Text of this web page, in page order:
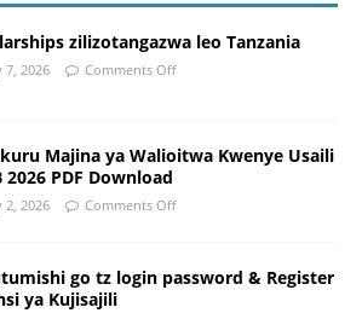
zilizotangazwa leo Tanzania
7, 2026 Comments Off
Majina ya Walioitwa Kwenye Usaili
2026 PDF Download
2, 2026 Comments Off
go tz login password & Register
ya Kujisajili